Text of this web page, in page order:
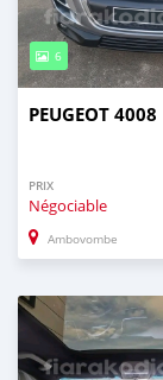
6
PEUGEOT 4008
PRIX
Négociable
Ambovombe